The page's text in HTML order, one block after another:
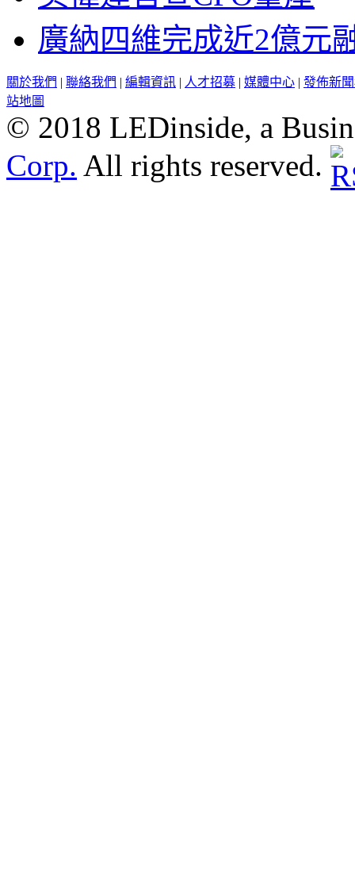
廣納四維完成近2億元
關於我們 | 聯絡我們 | 編輯資訊 | 人才招募 | 媒體中心 | 發佈新
站地圖
© 2018 LEDinside, a
Corp. All rights reserved.